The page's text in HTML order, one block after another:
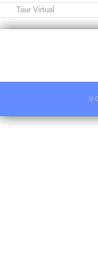
Tour Virtual
©